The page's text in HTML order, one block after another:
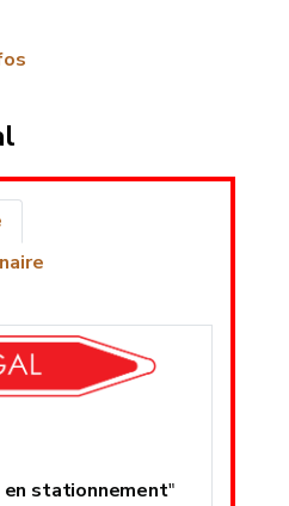
en stationnement"